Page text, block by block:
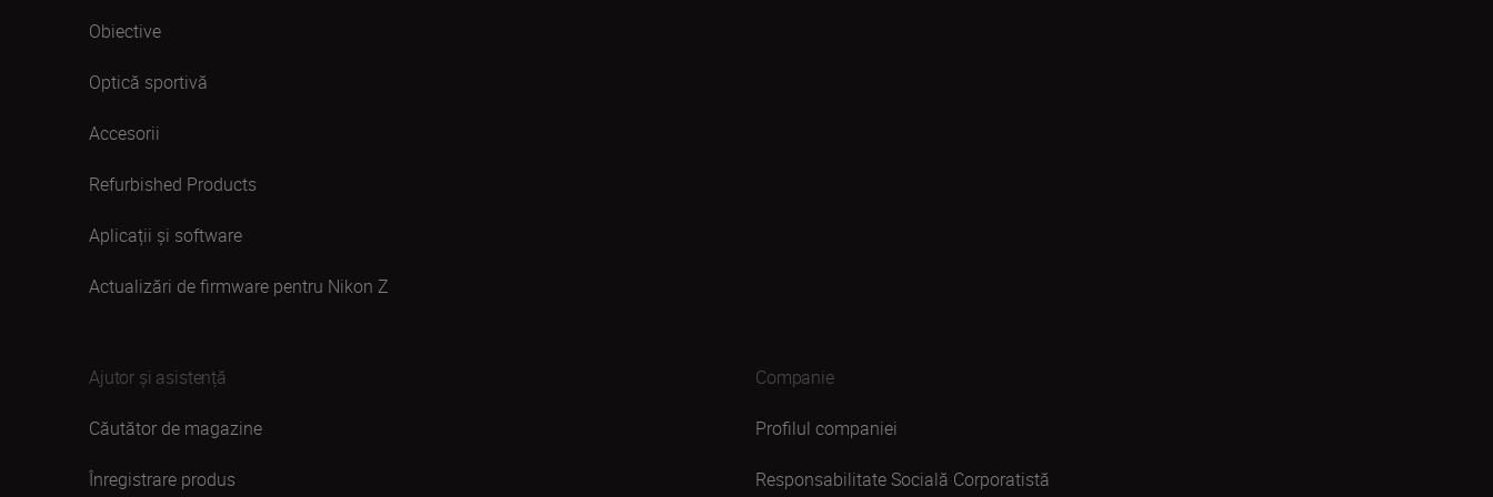
Obiective
Optică sportivă
Accesorii
Refurbished Products
Aplicații și software
Actualizări de firmware pentru Nikon Z
Ajutor și asistență
Căutător de magazine
Înregistrare produs
Companie
Profilul companiei
Responsabilitate Socială Corporatistă